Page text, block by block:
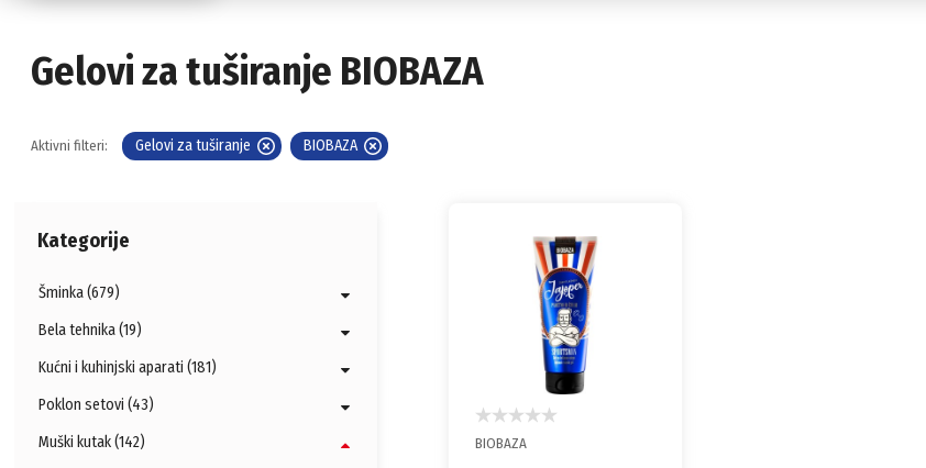
Gelovi za tuširanje BIOBAZA
Aktivni filteri: Gelovi za tuširanje BIOBAZA
Kategorije
Šminka (679)
Bela tehnika (19)
Kućni i kuhinjski aparati (181)
Poklon setovi (43)
Muški kutak (142)
BIOBAZA